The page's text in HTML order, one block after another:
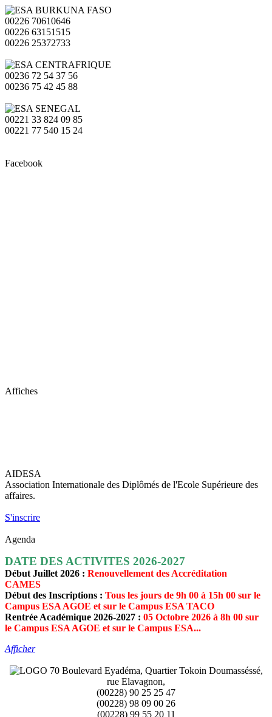
00226 70610646
00226 63151515
00226 25372733
00236 72 54 37 56
00236 75 42 45 88
00221 33 824 09 85
00221 77 540 15 24
Facebook
Affiches
AIDESA
Association Internationale des Diplômés de l'Ecole Supérieure des
affaires.
S'inscrire
Agenda
DATE DES ACTIVITES 2026-2027
Début Juillet 2026 : Renouvellement des Accréditation
CAMES
Début des Inscriptions : Tous les jours de 9h 00 à 15h 00 sur le
Campus ESA AGOE et sur le Campus ESA TACO
Rentrée Académique 2026-2027 : 05 Octobre 2026 à 8h 00 sur
le Campus ESA AGOE et sur le Campus ESA...
Afficher
70 Boulevard Eyadéma, Quartier Tokoin Doumasséssé,
rue Elavagnon,
(00228) 90 25 25 47
(00228) 98 09 00 26
(00228) 99 55 20 11